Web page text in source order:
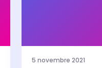
5 novembre 2021